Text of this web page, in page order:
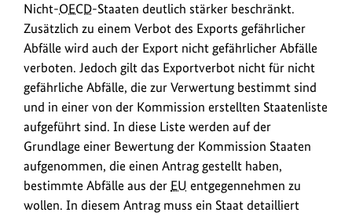
Nicht-OECD-Staaten deutlich stärker beschränkt.
Zusätzlich zu einem Verbot des Exports gefährlicher
Abfälle wird auch der Export nicht gefährlicher Abfälle
verboten. Jedoch gilt das Exportverbot nicht für nicht
gefährliche Abfälle, die zur Verwertung bestimmt sind
und in einer von der Kommission erstellten Staatenliste
aufgeführt sind. In diese Liste werden auf der
Grundlage einer Bewertung der Kommission Staaten
aufgenommen, die einen Antrag gestellt haben,
bestimmte Abfälle aus der EU entgegennehmen zu
wollen. In diesem Antrag muss ein Staat detailliert